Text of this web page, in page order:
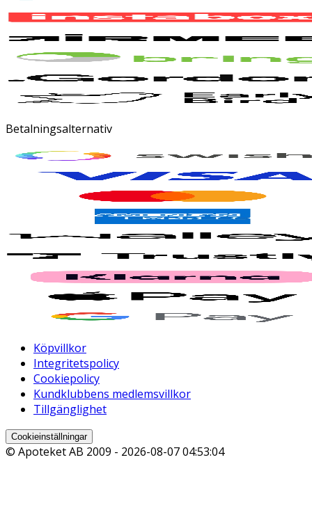
Betalningsalternativ
Köpvillkor
Integritetspolicy
Cookiepolicy
Kundklubbens medlemsvillkor
Tillgänglighet
Cookieinställningar
© Apoteket AB 2009 - 2026-08-07 04:53:04